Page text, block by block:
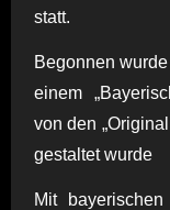
statt.
Begonnen
einem
von den
gestaltet wurde
Mit